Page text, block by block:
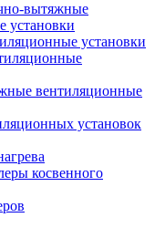
вытяжные
установки
установки
вентиляционные
установок
косвенного